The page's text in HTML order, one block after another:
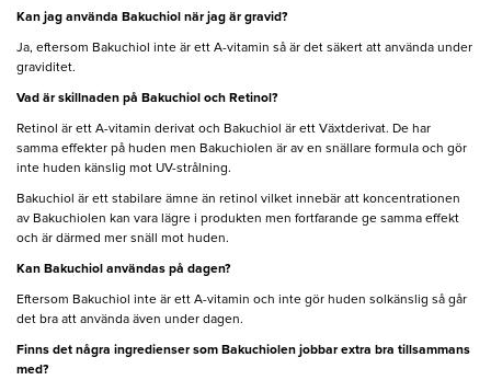
Kan jag använda Bakuchiol när jag är gravid?
Ja, eftersom Bakuchiol inte är ett A-vitamin så är det säkert att använda under
graviditet.
Vad är skillnaden på Bakuchiol och Retinol?
Retinol är ett A-vitamin derivat och Bakuchiol är ett Växtderivat. De har
samma effekter på huden men Bakuchiolen är av en snällare formula och gör
inte huden känslig mot UV-strålning.
Bakuchiol är ett stabilare ämne än retinol vilket innebär att koncentrationen
av Bakuchiolen kan vara lägre i produkten men fortfarande ge samma effekt
och är därmed mer snäll mot huden.
Kan Bakuchiol användas på dagen?
Eftersom Bakuchiol inte är ett A-vitamin och inte gör huden solkänslig så går
det bra att använda även under dagen.
Finns det några ingredienser som Bakuchiolen jobbar extra bra tillsammans
med?